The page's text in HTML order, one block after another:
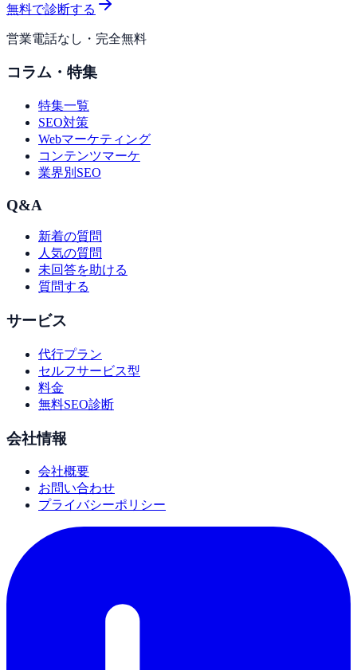
無料で診断する
営業電話なし・完全無料
コラム・特集
特集一覧
SEO対策
Webマーケティング
コンテンツマーケ
業界別SEO
Q&A
新着の質問
人気の質問
未回答を助ける
質問する
サービス
代行プラン
セルフサービス型
料金
無料SEO診断
会社情報
会社概要
お問い合わせ
プライバシーポリシー